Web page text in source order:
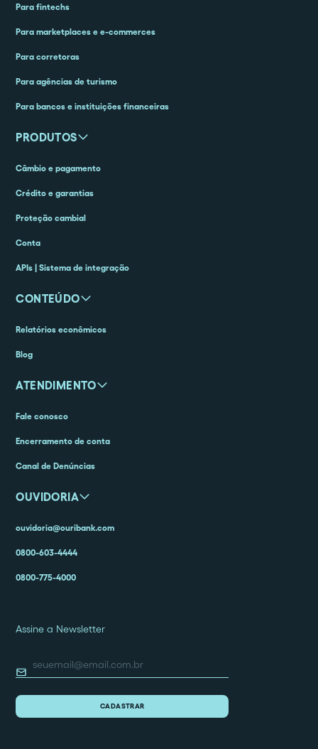
Para fintechs
Para marketplaces e e-commerces
Para corretoras
Para agências de turismo
Para bancos e instituições financeiras
PRODUTOS
Câmbio e pagamento
Crédito e garantias
Proteção cambial
Conta
APIs | Sistema de integração
CONTEÚDO
Relatórios econômicos
Blog
ATENDIMENTO
Fale conosco
Encerramento de conta
Canal de Denúncias
OUVIDORIA
ouvidoria@ouribank.com
0800-603-4444
0800-775-4000
Assine a Newsletter